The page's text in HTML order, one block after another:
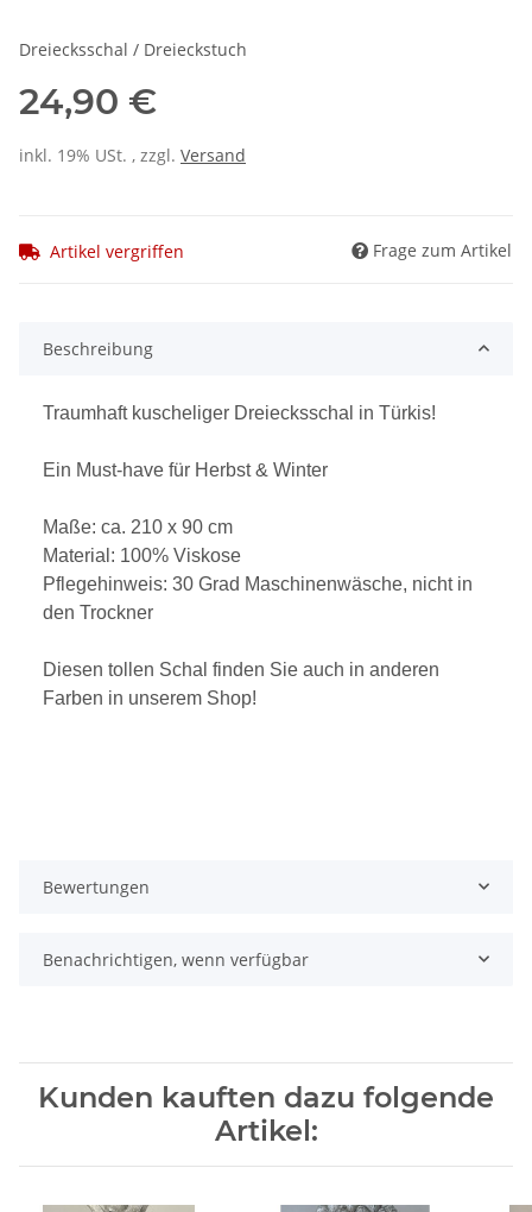
Dreiecksschal / Dreieckstuch
24,90 €
inkl. 19% USt. , zzgl. Versand
Artikel vergriffen Frage zum Artikel
Beschreibung
Traumhaft kuscheliger Dreiecksschal in Türkis!
Ein Must-have für Herbst & Winter
Maße: ca. 210 x 90 cm
Material: 100% Viskose
Pflegehinweis: 30 Grad Maschinenwäsche, nicht in
den Trockner
Diesen tollen Schal finden Sie auch in anderen
Farben in unserem Shop!
Bewertungen
Benachrichtigen, wenn verfügbar
Kunden kauften dazu folgende
Artikel: